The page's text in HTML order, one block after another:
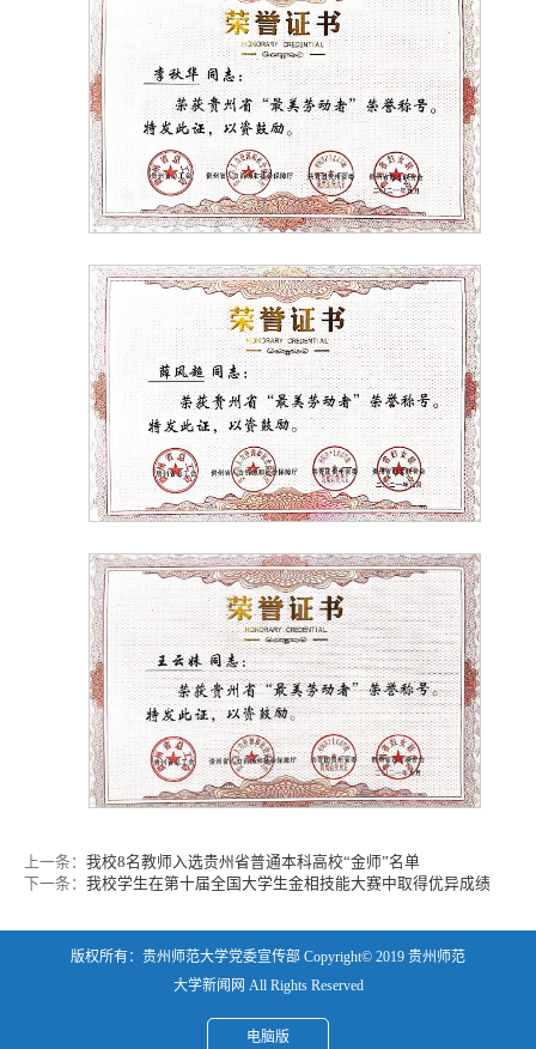
上一条： 我校8名教师入选贵州省普通本科高校“金师”名单
下一条： 我校学生在第十届全国大学生金相技能大赛中取得优异成绩
版权所有：贵州师范大学党委宣传部 Copyright© 2019 贵州师范
大学新闻网 All Rights Reserved
电脑版